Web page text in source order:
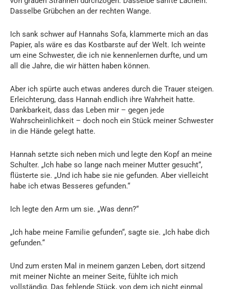
Dasselbe Grübchen an der rechten Wange.
Ich sank schwer auf Hannahs Sofa, klammerte mich an das
Papier, als wäre es das Kostbarste auf der Welt. Ich weinte
um eine Schwester, die ich nie kennenlernen durfte, und um
all die Jahre, die wir hätten haben können.
Aber ich spürte auch etwas anderes durch die Trauer steigen.
Erleichterung, dass Hannah endlich ihre Wahrheit hatte.
Dankbarkeit, dass das Leben mir – gegen jede
Wahrscheinlichkeit – doch noch ein Stück meiner Schwester
in die Hände gelegt hatte.
Hannah setzte sich neben mich und legte den Kopf an meine
Schulter. „Ich habe so lange nach meiner Mutter gesucht“,
flüsterte sie. „Und ich habe sie nie gefunden. Aber vielleicht
habe ich etwas Besseres gefunden.“
Ich legte den Arm um sie. „Was denn?“
„Ich habe meine Familie gefunden“, sagte sie. „Ich habe dich
gefunden.“
Und zum ersten Mal in meinem ganzen Leben, dort sitzend
mit meiner Nichte an meiner Seite, fühlte ich mich
vollständig. Das fehlende Stück, von dem ich nicht einmal